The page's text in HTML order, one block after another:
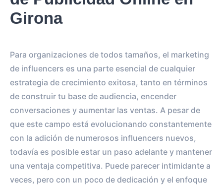
Girona
Para organizaciones de todos tamaños, el marketing
de influencers es una parte esencial de cualquier
estrategia de crecimiento exitosa, tanto en términos
de construir tu base de audiencia, encender
conversaciones y aumentar las ventas. A pesar de
que este campo está evolucionando constantemente
con la adición de numerosos influencers nuevos,
todavía es posible estar un paso adelante y mantener
una ventaja competitiva. Puede parecer intimidante a
veces, pero con un poco de dedicación y el enfoque